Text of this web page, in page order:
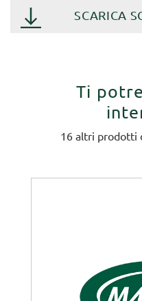
SCARICA
Ti
16 altri prodotti